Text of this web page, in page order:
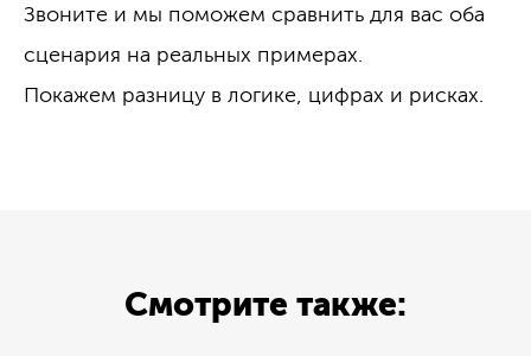
Звоните и мы поможем сравнить для вас оба
сценария на реальных примерах.
Покажем разницу в логике, цифрах и рисках.
Смотрите также: